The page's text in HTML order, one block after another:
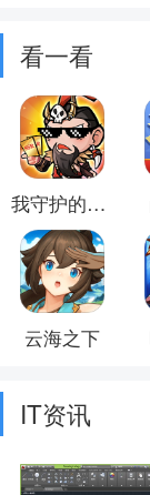
看一看
我守护的家园
云海之下
IT资讯